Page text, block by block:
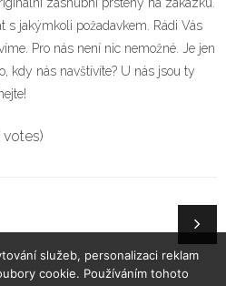
s jakýmkoli požadavkem. Rádi Vás
Pro nás není nic nemožné. Je jen
kdy nás navštívíte? U nás jsou ty
služeb, personalizaci reklam
cookie. Používáním tohoto